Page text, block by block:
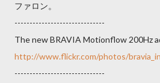
ファロン。
------------------------------
The new BRAVIA Motionflow 200Hz
http://www.flickr.com/photos/
------------------------------